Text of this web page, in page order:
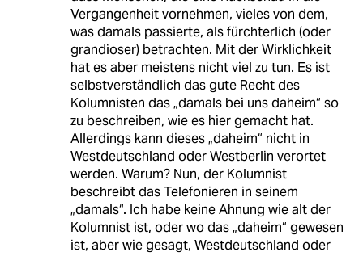
Vergangenheit vornehmen, vieles von dem,
was damals passierte, als fürchterlich (oder
grandioser) betrachten. Mit der Wirklichkeit
hat es aber meistens nicht viel zu tun. Es ist
selbstverständlich das gute Recht des
Kolumnisten das „damals bei uns daheim“ so
zu beschreiben, wie es hier gemacht hat.
Allerdings kann dieses „daheim“ nicht in
Westdeutschland oder Westberlin verortet
werden. Warum? Nun, der Kolumnist
beschreibt das Telefonieren in seinem
„damals“. Ich habe keine Ahnung wie alt der
Kolumnist ist, oder wo das „daheim“ gewesen
ist, aber wie gesagt, Westdeutschland oder